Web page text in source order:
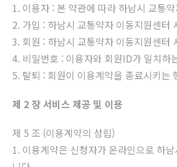
1. 이용자 : 본 약관에 따라 하남시 교통
2. 가입 : 하남시 교통약자 이동지원센터
3. 회원 : 하남시 교통약자 이동지원센터
4. 비밀번호 : 이용자와 회원ID가 일치하
5. 탈퇴 : 회원이 이용계약을 종료시키는
제 2 장 서비스 제공 및 이용
제 5 조 (이용계약의 성립)
1. 이용계약은 신청자가 온라인으로 하